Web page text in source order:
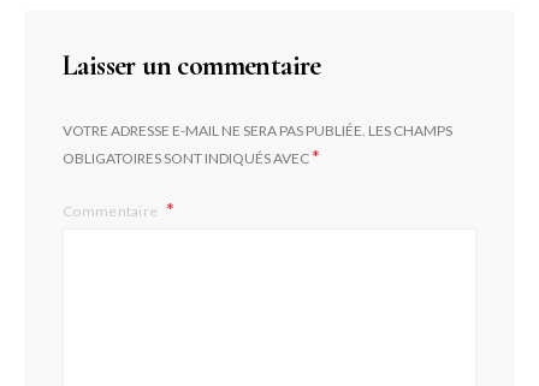
Laisser un commentaire
VOTRE ADRESSE E-MAIL NE SERA PAS PUBLIÉE. LES CHAMPS
OBLIGATOIRES SONT INDIQUÉS AVEC*
Commentaire